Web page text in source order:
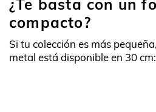
¿Te basta con un
compacto?
Si tu colección es más
metal está disponible en 30 cm: